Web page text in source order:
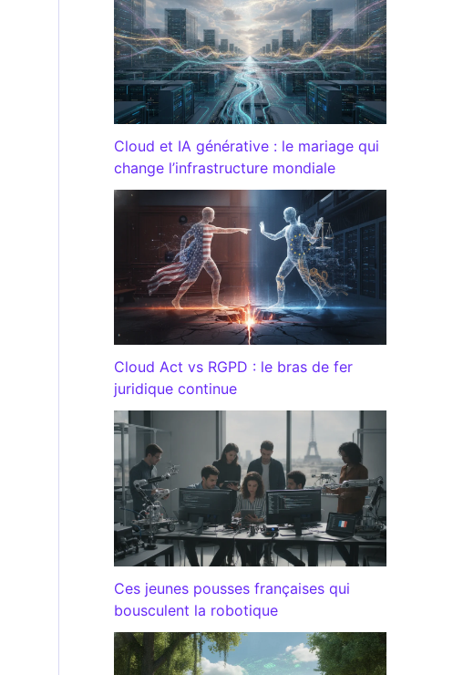
Cloud et IA générative : le mariage qui
change l’infrastructure mondiale
Cloud Act vs RGPD : le bras de fer
juridique continue
Ces jeunes pousses françaises qui
bousculent la robotique